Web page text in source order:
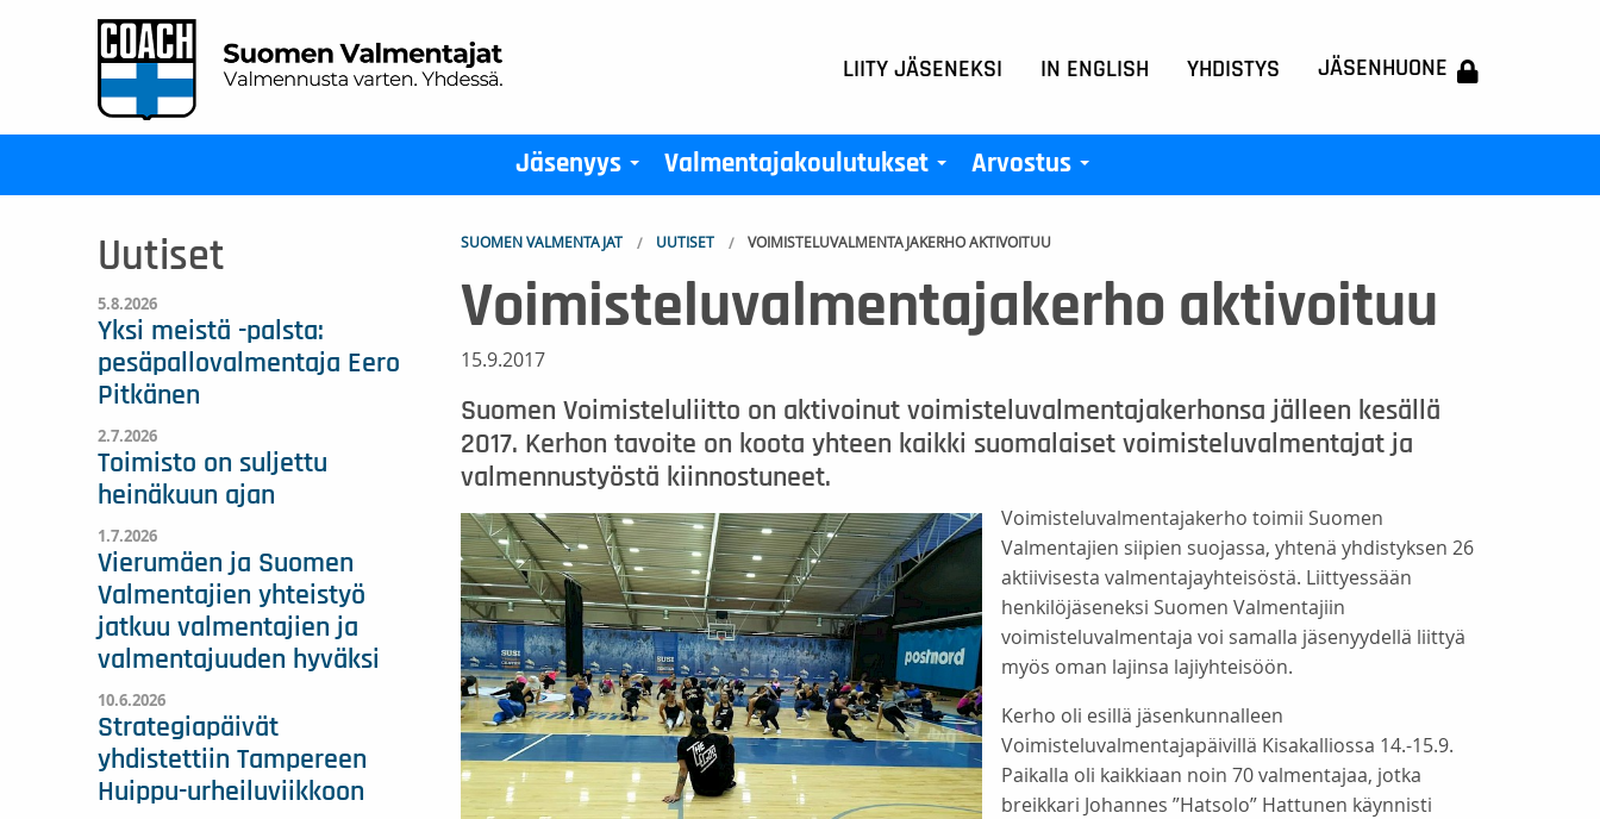
LIITY JÄSENEKSI IN ENGLISH YHDISTYS JÄSENHUONE
Jäsenyys Valmentajakoulutukset Arvostus
SUOMEN VALMENTAJAT UUTISET VOIMISTELUVALMENTAJAKERHO AKTIVOITUU
Voimisteluvalmentajakerho aktivoituu
15.9.2017
Suomen Voimisteluliitto on aktivoinut voimisteluvalmentajakerhonsa jälleen kesällä
2017. Kerhon tavoite on koota yhteen kaikki suomalaiset voimisteluvalmentajat ja
valmennustyöstä kiinnostuneet.
Voimisteluvalmentajakerho toimii Suomen
Valmentajien siipien suojassa, yhtenä yhdistyksen 26
aktiivisesta valmentajayhteisöstä. Liittyessään
henkilöjäseneksi Suomen Valmentajiin
voimisteluvalmentaja voi samalla jäsenyydellä liittyä
myös oman lajinsa lajiyhteisöön.
Kerho oli esillä jäsenkunnalleen
Voimisteluvalmentajapäivillä Kisakalliossa 14.-15.9.
Paikalla oli kaikkiaan noin 70 valmentajaa, jotka
breikkari Johannes ”Hatsolo” Hattunen käynnisti
Uutiset
5.8.2026
Yksi meistä -palsta:
pesäpallovalmentaja Eero
Pitkänen
2.7.2026
Toimisto on suljettu
heinäkuun ajan
1.7.2026
Vierumäen ja Suomen
Valmentajien yhteistyö
jatkuu valmentajien ja
valmentajuuden hyväksi
10.6.2026
Strategiapäivät
yhdistettiin Tampereen
Huippu-urheiluviikkoon